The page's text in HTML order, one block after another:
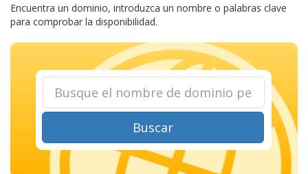
Encuentra un dominio, introduzca un nombre o palabras clave
para comprobar la disponibilidad.
Buscar